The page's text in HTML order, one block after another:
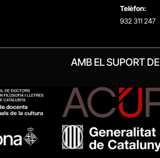
Telèfon:
932 311 247
AMB EL SUPORT DE